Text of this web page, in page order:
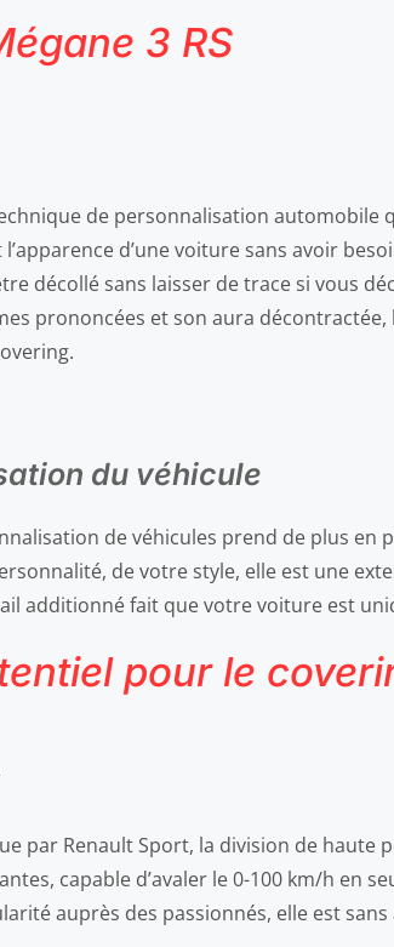
3 RS
de personnalisation automobile
d’une voiture sans avoir
décollé sans laisser de trace si vous
prononcées et son aura décontractée,
du véhicule
de véhicules prend de plus en
de votre style, elle est une
additionné fait que votre voiture est
pour le
par Renault Sport, la division de
capable d’avaler le 0-100 km/h en
auprès des passionnés, elle est